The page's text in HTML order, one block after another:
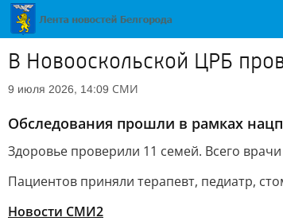
В Новооскольской ЦРБ
9 июля 2026, 14:09 СМИ
Обследования прошли в рамках
Здоровье проверили 11 семей. Всего
Пациентов приняли терапевт, педиатр,
Новости СМИ2